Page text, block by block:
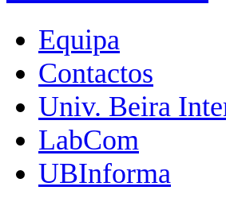
Equipa
Contactos
Univ. Beira
LabCom
UBInforma